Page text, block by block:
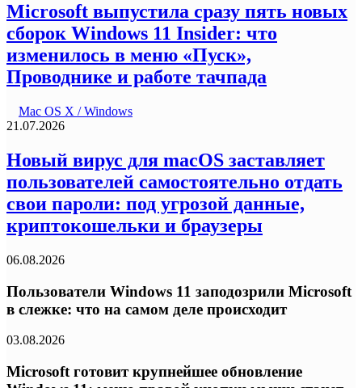
Microsoft выпустила сразу пять новых
сборок Windows 11 Insider: что
изменилось в меню «Пуск»,
Проводнике и работе тачпада
Mac OS X / Windows
21.07.2026
Новый вирус для macOS заставляет
пользователей самостоятельно отдать
свои пароли: под угрозой данные,
криптокошельки и браузеры
06.08.2026
Пользователи Windows 11 заподозрили Microsoft
в слежке: что на самом деле происходит
03.08.2026
Microsoft готовит крупнейшее обновление